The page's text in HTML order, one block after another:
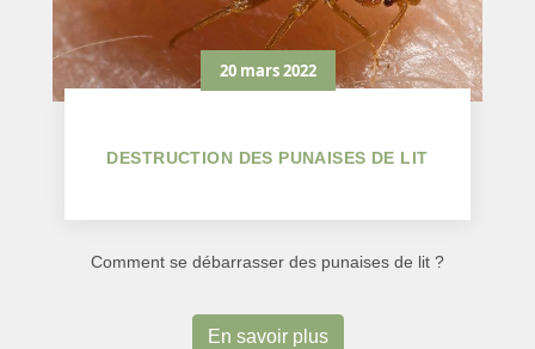
20 mars 2022
DESTRUCTION DES PUNAISES DE LIT
Comment se débarrasser des punaises de lit ?
En savoir plus